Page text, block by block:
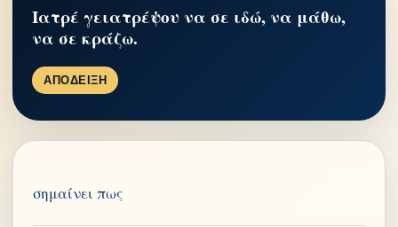
Ιατρέ γειατρέψου να σε ιδώ, να μάθω,
να σε κράζω.
ΑΠΟΔΕΙΞΗ
σημαίνει πως